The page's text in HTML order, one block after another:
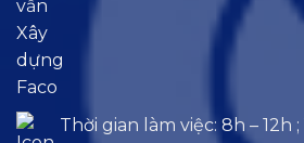
Thời gian làm việc: 8h – 12h